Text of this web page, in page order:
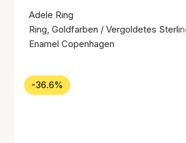
Adele Ring
Ring, Goldfarben / Vergoldetes
Enamel Copenhagen
-36.6%